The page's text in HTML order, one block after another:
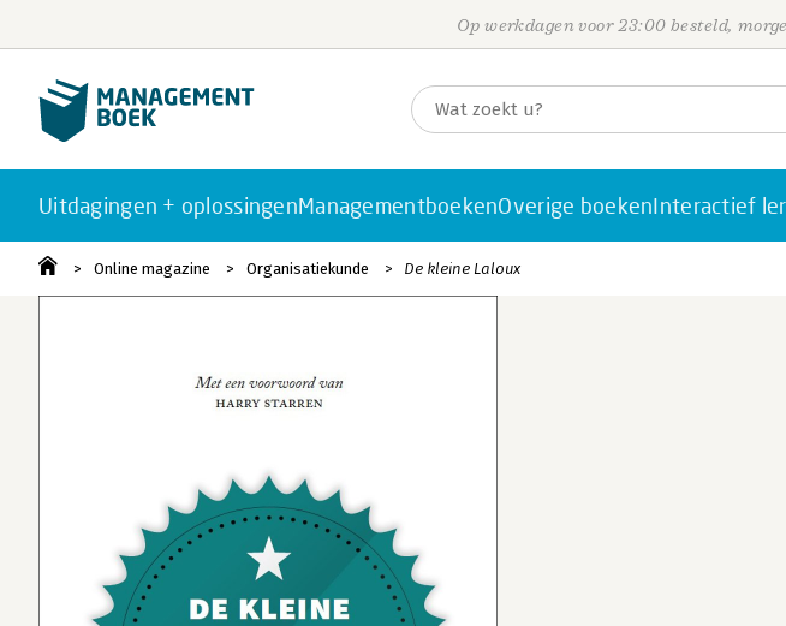
Op werkdagen voor 23:00 besteld,
Uitdagingen + oplossingenManagementboekenOverige boekenInteractief
Online magazine Organisatiekunde De kleine Laloux